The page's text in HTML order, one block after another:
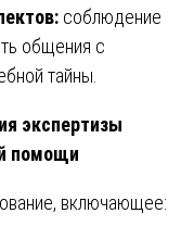
соблюдение
общения с
тайны.
экспертизы
помощи
включающее: